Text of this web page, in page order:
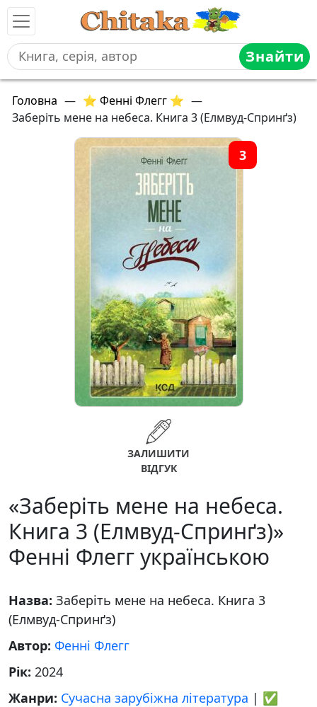
Знайти
Головна — ⭐ Фенні Флегг ⭐ —
Заберіть мене на небеса. Книга 3 (Елмвуд-Спринґз)
3
ЗАЛИШИТИ
ВІДГУК
«Заберіть мене на небеса.
Книга 3 (Елмвуд-Спринґз)»
Фенні Флегг українською
Назва: Заберіть мене на небеса. Книга 3
(Елмвуд-Спринґз)
Автор: Фенні Флегг
Рік: 2024
Жанри: Сучасна зарубіжна література | ✅